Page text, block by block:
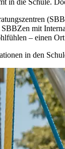
mit
– einen
in den